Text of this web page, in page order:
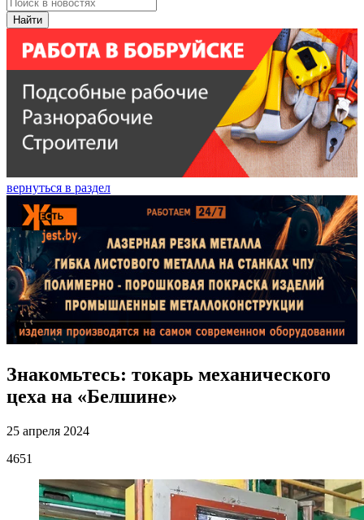
Найти
вернуться в раздел
Знакомьтесь: токарь механического
цеха на «Белшине»
25 апреля 2024
4651